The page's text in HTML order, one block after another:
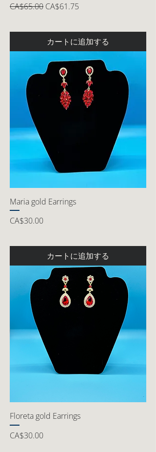
通常価格
CA$65.00 セール価格
CA$61.75
カートに追加する
Maria gold Earrings
価格
CA$30.00
カートに追加する
Floreta gold Earrings
価格
CA$30.00